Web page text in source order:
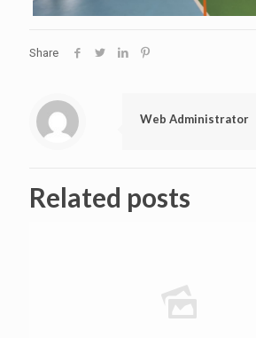
Share
Web Administrator
Related posts